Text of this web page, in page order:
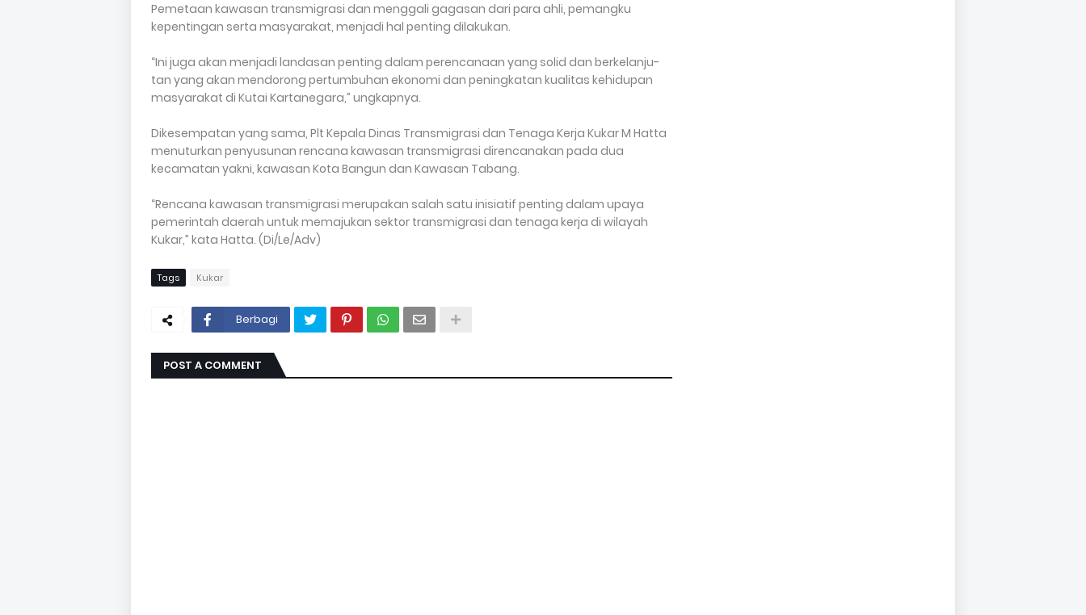
Pemetaan kawasan transmigrasi dan menggali gagasan dari para ahli, pemangku
kepentin­gan serta masyarakat, menjadi hal penting dilakukan.
“Ini juga akan menjadi landasan penting dalam per­encanaan yang solid dan berkelanju­
tan yang akan mendorong pertum­buhan ekonomi dan peningkatan kualitas kehidupan
masyarakat di Kutai Kartanegara,” ungkapnya.
Dikesempatan yang sama, Plt Kepala Dinas Transmigrasi dan Tenaga Kerja Kukar M Hatta
menuturkan penyusunan rencana kawasan transmigrasi direncanakan pada dua
kecamatan yakni, kawasan Kota Bangun dan Kawasan Tabang.
“Rencana kawasan transmigrasi merupakan salah satu inisiatif penting dalam upaya
pemerintah daerah untuk memajukan sektor transmigrasi dan tenaga kerja di wilayah
Kukar,” kata Hatta. (Di/Le/Adv)
Tags Kukar
Berbagi
POST A COMMENT